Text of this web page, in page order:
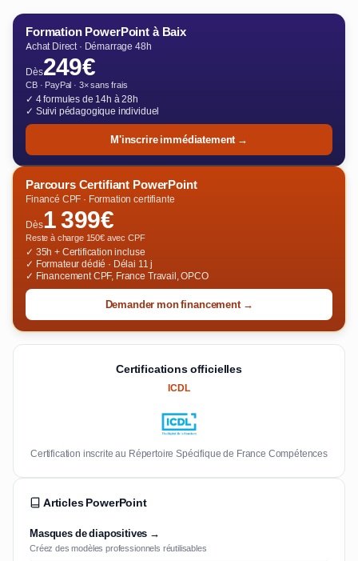
Formation PowerPoint à Baix
Achat Direct · Démarrage 48h
Dès249€
CB · PayPal · 3× sans frais
✓ 4 formules de 14h à 28h
✓ Suivi pédagogique individuel
M'inscrire immédiatement →
Parcours Certifiant PowerPoint
Financé CPF · Formation certifiante
Dès1 399€
Reste à charge 150€ avec CPF
✓ 35h + Certification incluse
✓ Formateur dédié · Délai 11 j
✓ Financement CPF, France Travail, OPCO
Demander mon financement →
Certifications officielles
ICDL
Certification inscrite au Répertoire Spécifique de France Compétences
Articles PowerPoint
Masques de diapositives →
Créez des modèles professionnels réutilisables